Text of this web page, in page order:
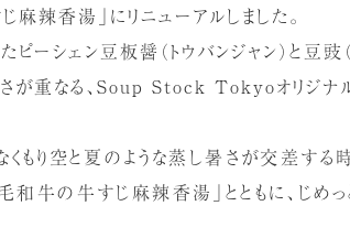
麻辣香湯」にリニューアルしました。
ーシェン豆板醤（トウバンジャン）と豆豉
が重なる、Soup Stock Tokyoオリジナ
くもり空と夏のような蒸し暑さが交差する
和牛の牛すじ麻辣香湯」とともに、じめっ